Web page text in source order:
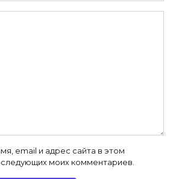
email и адрес сайта в этом
моих комментариев.